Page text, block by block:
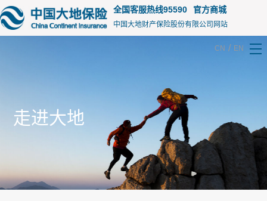
15105 全国客服热线95590 官方商城
中国大地财产保险股份有限公司网站
CN / EN
走进大地